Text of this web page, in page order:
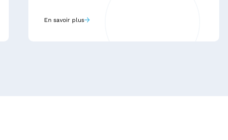
En savoir plus→